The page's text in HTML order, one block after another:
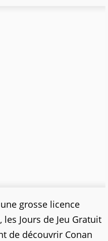
grosse licence
Jours de Jeu Gratuit
de découvrir Conan